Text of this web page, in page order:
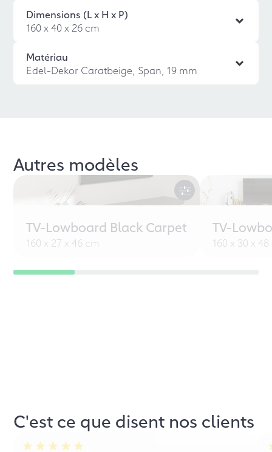
Dimensions (L x H x P)
160 x 40 x 26 cm
Matériau
Edel-Dekor Caratbeige, Span, 19 mm
Autres modèles
TV-Lowboard Black Carpet
160 x 27 x 46 cm
TV-
160 x 30 x
C'est ce que disent nos clients